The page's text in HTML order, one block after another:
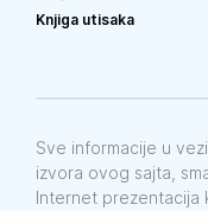
Knjiga utisaka
Sve informacije u
izvora ovog sajta,
Internet prezentacija